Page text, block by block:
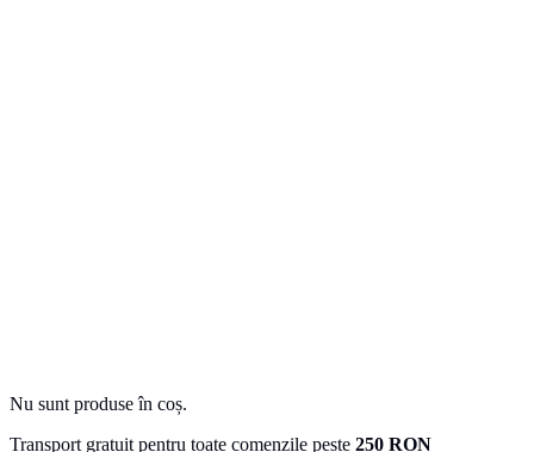
Nu sunt produse în coș.
Transport gratuit pentru toate comenzile peste 250 RON